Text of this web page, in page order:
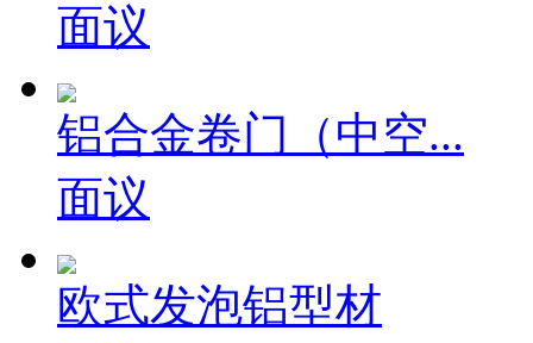
面议
铝合金卷门（中空...
面议
欧式发泡铝型材